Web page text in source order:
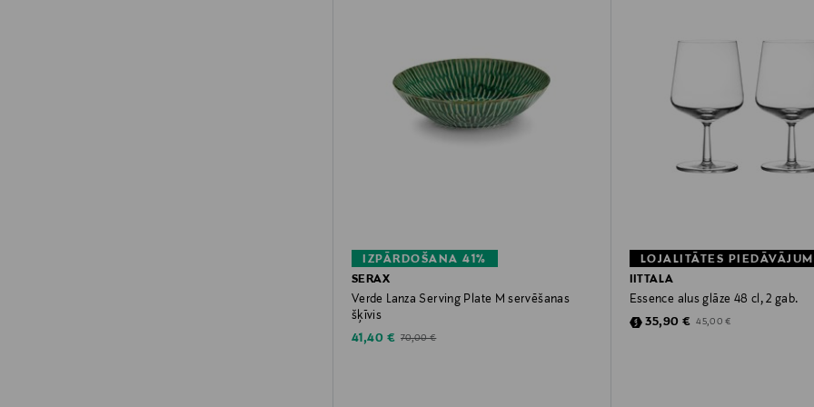
IZPĀRDOŠANA 41%
SERAX
Verde Lanza Serving Plate M servēšanas
šķīvis
Discounted Price
41,40 € Original Price
70,00 €
LOJALITĀTES
IITTALA
Essence alus glāze 48 cl, 2 gab.
Discounted Price
35,90 € Original Price
45,00 €